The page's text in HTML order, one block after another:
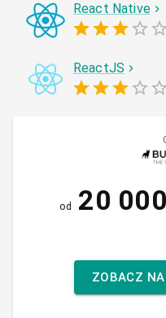
React Native
ReactJS
od 20 000
ZOBACZ